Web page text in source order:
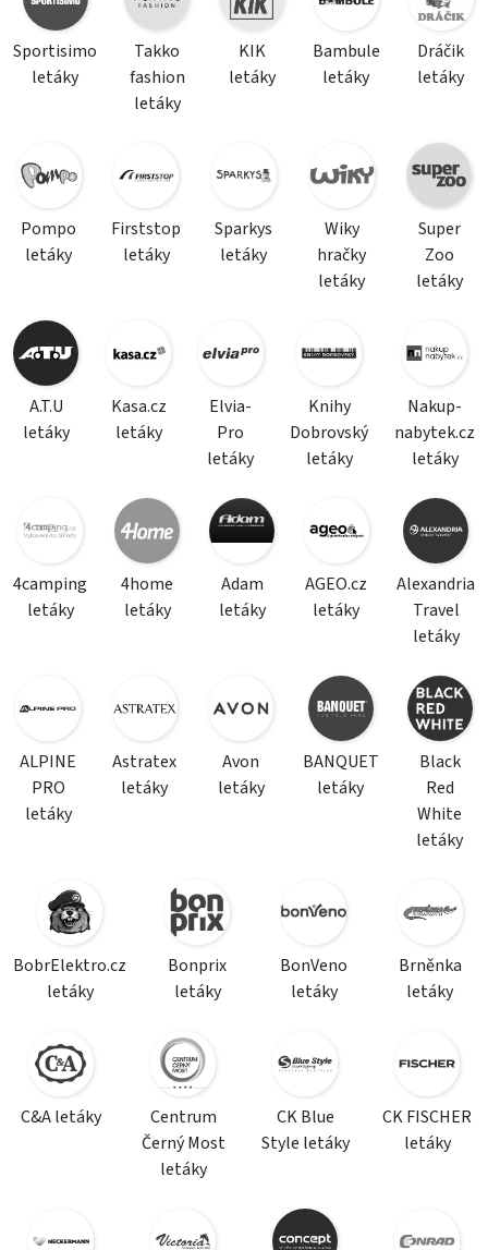
Sportisimo
letáky
Takko
fashion
letáky
KIK
letáky
Bambule
letáky
Dráčik
letáky
Pompo
letáky
Firststop
letáky
Sparkys
letáky
Wiky
hračky
letáky
Super
Zoo
letáky
A.T.U
letáky
Kasa.cz
letáky
Elvia-
Pro
letáky
Knihy
Dobrovský
letáky
Nakup-
nabytek.cz
letáky
4camping
letáky
4home
letáky
Adam
letáky
AGEO.cz
letáky
Alexandria
Travel
letáky
ALPINE
PRO
letáky
Astratex
letáky
Avon
letáky
BANQUET
letáky
Black
Red
White
letáky
BobrElektro.cz
letáky
Bonprix
letáky
BonVeno
letáky
Brněnka
letáky
C&A letáky
Centrum
Černý Most
letáky
CK Blue
Style letáky
CK FISCHER
letáky